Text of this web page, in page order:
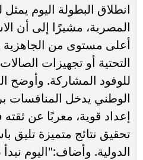
انطلاق البطولة اليوم
المصرية، مشيرًا إلى أن
أعلى مستوى من الجاهزية
التحتية أو تجهيزات
للوفود المشاركة. وأوضح
الوطني يدخل المنافسات
إعداد قوية، معربًا عن
تحقيق نتائج متميزة تليق
الدولية. وأضاف:"اليوم